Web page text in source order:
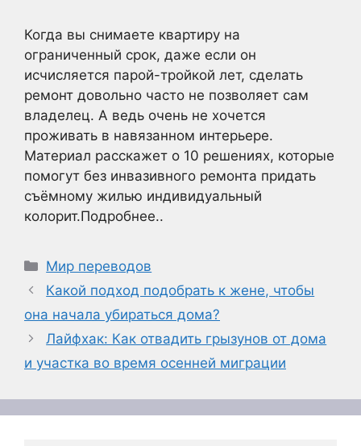
Когда вы снимаете квартиру на
ограниченный срок, даже если он
исчисляется парой-тройкой лет, сделать
ремонт довольно часто не позволяет сам
владелец. А ведь очень не хочется
проживать в навязанном интерьере.
Материал расскажет о 10 решениях, которые
помогут без инвазивного ремонта придать
съёмному жилью индивидуальный
колорит.Подробнее..
Рубрики
Мир переводов
Какой подход подобрать к жене, чтобы
она начала убираться дома?
Лайфхак: Как отвадить грызунов от дома
и участка во время осенней миграции